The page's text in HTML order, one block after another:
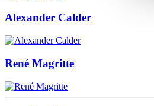
Alexander Calder
René Magritte